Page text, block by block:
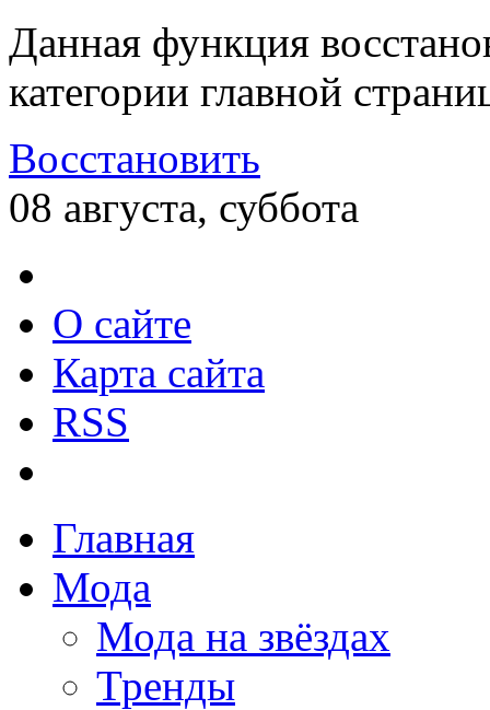
Данная функция
категории главной
Восстановить
08 августа, суббота
О сайте
Карта сайта
RSS
Главная
Мода
Мода на звёздах
Тренды